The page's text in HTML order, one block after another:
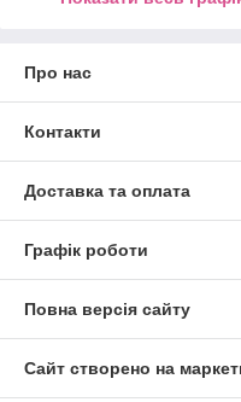
Про нас
Контакти
Доставка та оплата
Графік роботи
Повна версія сайту
Сайт створено на